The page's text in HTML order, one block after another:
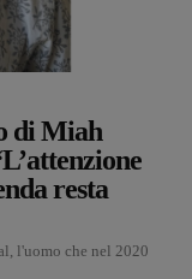
di Miah
resta
l'uomo che nel 2020